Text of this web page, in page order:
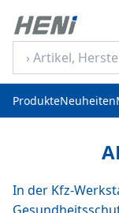
ProdukteNeuheiten
In der Kfz-